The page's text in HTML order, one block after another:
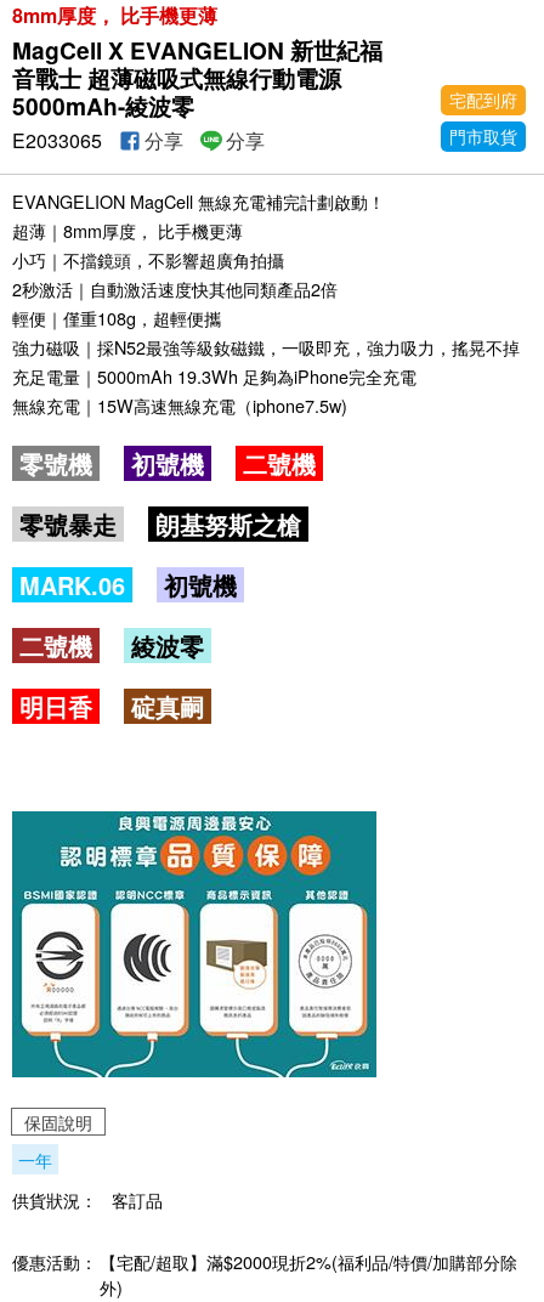
8mm厚度， 比手機更薄
MagCell X EVANGELION 新世紀福
音戰士 超薄磁吸式無線行動電源
5000mAh-綾波零
宅配到府
門市取貨
E2033065 分享 分享
EVANGELION MagCell 無線充電補完計劃啟動！
超薄｜8mm厚度， 比手機更薄
小巧｜不擋鏡頭，不影響超廣角拍攝
2秒激活｜自動激活速度快其他同類產品2倍
輕便｜僅重108g，超輕便攜
強力磁吸｜採N52最強等級釹磁鐵，一吸即充，強力吸力，搖晃不掉
充足電量｜5000mAh 19.3Wh 足夠為iPhone完全充電
無線充電｜15W高速無線充電（iphone7.5w)
零號機 初號機
二號機
零號暴走
朗基努斯之槍
MARK.06
初號機
二號機
綾波零
明日香
碇真嗣
保固說明
一年
供貨狀況：
客訂品
優惠活動：
【宅配/超取】滿$2000現折2%(福利品/特價/加購部分除
外)